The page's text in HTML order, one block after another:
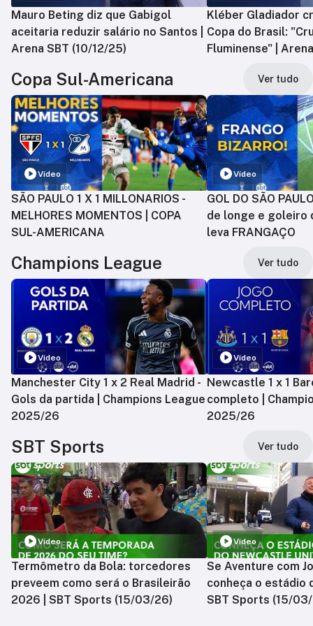
Mauro Beting diz que Gabigol
aceitaria reduzir salário no Santos |
Arena SBT (10/12/25)
Kléber Gladiador
Copa do Brasil:
Fluminense" |
Copa Sul-Americana Ver tudo
Vídeo
SÃO PAULO 1 X 1 MILLONARIOS -
MELHORES MOMENTOS | COPA
SUL-AMERICANA
Vídeo
GOL DO SÃO
de longe e goleiro
leva FRANGAÇO
Champions League Ver tudo
Vídeo
Manchester City 1 x 2 Real Madrid -
Gols da partida | Champions League
2025/26
Vídeo
Newcastle 1 x 1
completo |
2025/26
SBT Sports Ver tudo
Vídeo
Termômetro da Bola: torcedores
preveem como será o Brasileirão
2026 | SBT Sports (15/03/26)
Vídeo
Se Aventure com
conheça o estádio
SBT Sports (15/